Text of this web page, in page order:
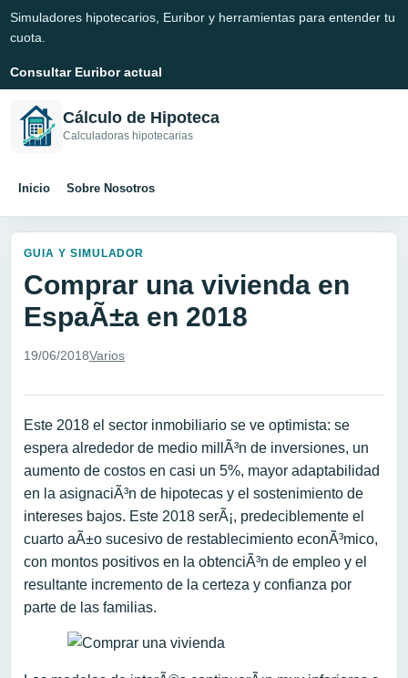
Simuladores hipotecarios, Euribor y herramientas para entender tu
cuota.
Consultar Euribor actual
Cálculo de Hipoteca
Calculadoras hipotecarias
Inicio Sobre Nosotros
GUIA Y SIMULADOR
Comprar una vivienda en
EspaÃ±a en 2018
19/06/2018Varios
Este 2018 el sector inmobiliario se ve optimista: se
espera alrededor de medio millÃ³n de inversiones, un
aumento de costos en casi un 5%, mayor adaptabilidad
en la asignaciÃ³n de hipotecas y el sostenimiento de
intereses bajos. Este 2018 serÃ¡, predeciblemente el
cuarto aÃ±o sucesivo de restablecimiento econÃ³mico,
con montos positivos en la obtenciÃ³n de empleo y el
resultante incremento de la certeza y confianza por
parte de las familias.